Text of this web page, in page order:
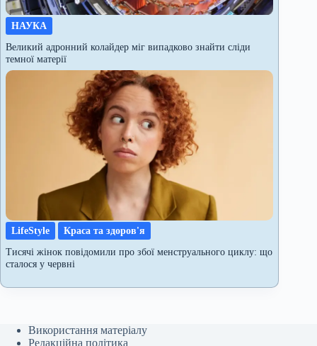
НАУКА
Великий адронний колайдер міг випадково знайти сліди
темної матерії
LifeStyle
Краса та здоров'я
Тисячі жінок повідомили про збої менструального циклу: що
сталося у червні
Використання матеріалу
Редакційна політика